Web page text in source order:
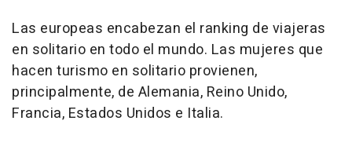
Las europeas encabezan el ranking de viajeras
en solitario en todo el mundo. Las mujeres que
hacen turismo en solitario provienen,
principalmente, de Alemania, Reino Unido,
Francia, Estados Unidos e Italia.